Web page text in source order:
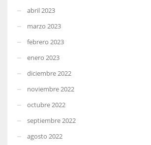
abril 2023
marzo 2023
febrero 2023
enero 2023
diciembre 2022
noviembre 2022
octubre 2022
septiembre 2022
agosto 2022